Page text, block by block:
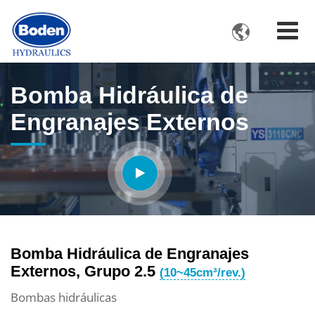

Bomba Hidráulica de
Engranajes Externos
Bomba Hidráulica de Engranajes
Externos, Grupo 2.5 (10~45cm³/rev.)
Bombas hidráulicas